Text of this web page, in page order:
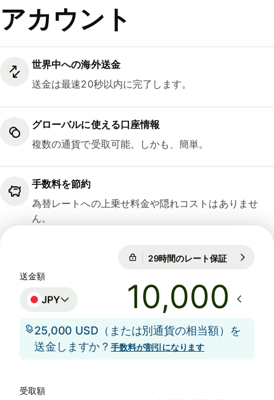
アカウント
世界中への海外送金
送金は最速20秒以内に完了します。
グローバルに使える口座情報
複数の通貨で受取可能。しかも、簡単。
手数料を節約
為替レートへの上乗せ料金や隠れコストはありませ
ん。
29時間のレート保証
送金額
JPY
25,000 USD（または別通貨の相当額）を
送金しますか？手数料が割引になります
受取額